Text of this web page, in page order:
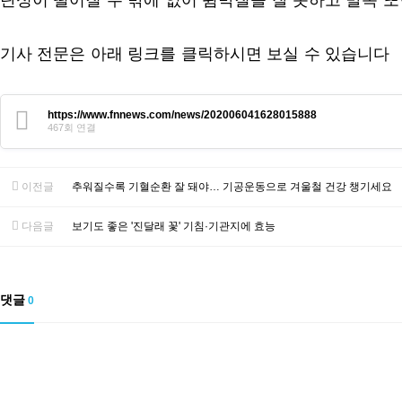
기사 전문은 아래 링크를 클릭하시면 보실 수 있습니다
https://www.fnnews.com/news/202006041628015888
467회 연결
이전글 추워질수록 기혈순환 잘 돼야… 기공운동으로 겨울철 건강 챙기세요
다음글 보기도 좋은 '진달래 꽃' 기침·기관지에 효능
댓글 0